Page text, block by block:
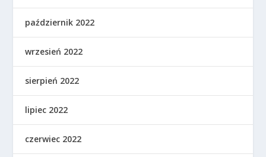
październik 2022
wrzesień 2022
sierpień 2022
lipiec 2022
czerwiec 2022